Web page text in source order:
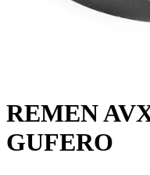
REMEN
GUFERO